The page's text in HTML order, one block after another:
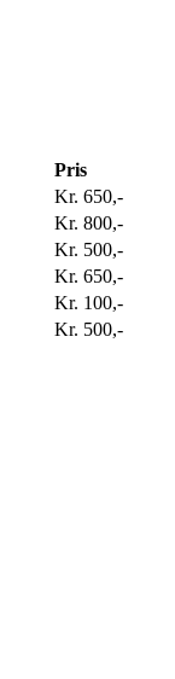
Pris
Kr. 650,-
Kr. 800,-
Kr. 500,-
Kr. 650,-
Kr. 100,-
Kr. 500,-